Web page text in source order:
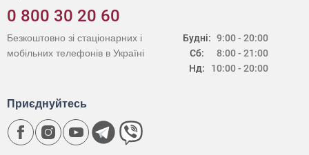
0 800 30 20 60
Будні:
Сб:
Нд:
9:00 - 20:00
8:00 - 21:00
10:00 - 20:00
Безкоштовно зі стаціонарних і
мобільних телефонів в Україні
Приєднуйтесь